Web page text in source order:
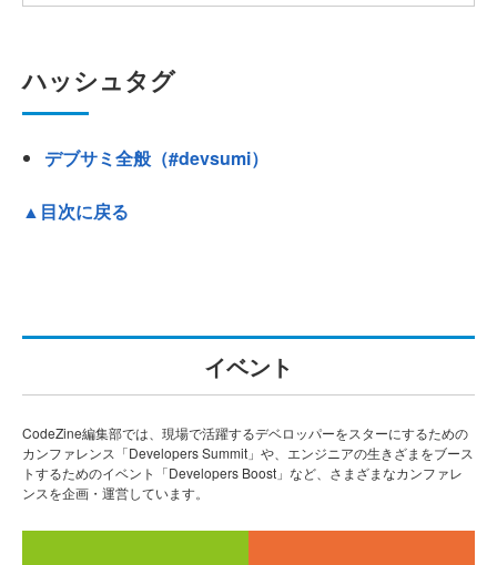
ハッシュタグ
デブサミ全般（#devsumi）
▲目次に戻る
イベント
CodeZine編集部では、現場で活躍するデベロッパーをスターにするための
カンファレンス「Developers Summit」や、エンジニアの生きざまをブース
トするためのイベント「Developers Boost」など、さまざまなカンファレ
ンスを企画・運営しています。